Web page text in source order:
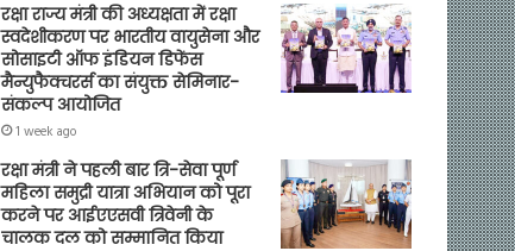
रक्षा राज्य मंत्री की अध्यक्षता में रक्षा
स्वदेशीकरण पर भारतीय वायुसेना और
सोसाइटी ऑफ इंडियन डिफेंस
मैन्युफैक्चरर्स का संयुक्त सेमिनार-
संकल्प आयोजित
1 week ago
रक्षा मंत्री ने पहली बार त्रि-सेवा पूर्ण
महिला समुद्री यात्रा अभियान को पूरा
करने पर आईएएसवी त्रिवेनी के
चालक दल को सम्मानित किया